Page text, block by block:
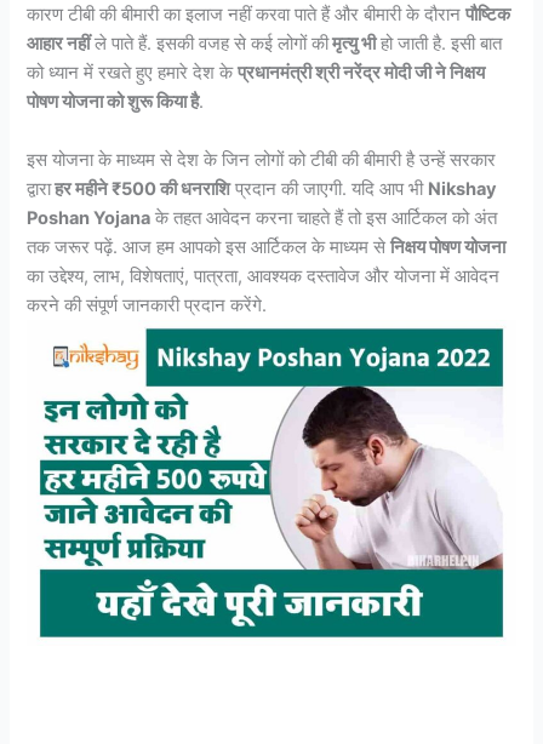
कारण टीबी की बीमारी का इलाज नहीं करवा पाते हैं और बीमारी के दौरानपौष्टिक
आहार नहींले पाते हैं. इसकी वजह से कई लोगों कीमृत्यु भीहो जाती है. इसी बात
को ध्यान में रखते हुए हमारे देश केप्रधानमंत्री श्री नरेंद्र मोदी जी ने निक्षय
पोषण योजना को शुरू किया है.
इस योजना के माध्यम से देश के जिन लोगों को टीबी की बीमारी है उन्हें सरकार
द्वाराहर महीने ₹500 की धनराशिप्रदान की जाएगी. यदि आप भी Nikshay
Poshan Yojana के तहत आवेदन करना चाहते हैं तो इस आर्टिकल को अंत
तक जरूर पढ़ें. आज हम आपको इस आर्टिकल के माध्यम सेनिक्षय पोषण योजना
का उद्देश्य, लाभ, विशेषताएं, पात्रता, आवश्यक दस्तावेज और योजना में आवेदन
करने की संपूर्ण जानकारी प्रदान करेंगे.